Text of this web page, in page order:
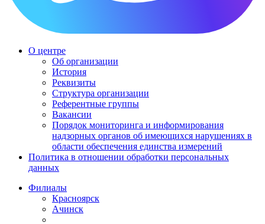
О центре
Об организации
История
Реквизиты
Структура организации
Референтные группы
Вакансии
Порядок мониторинга и информирования
надзорных органов об имеющихся нарушениях в
области обеспечения единства измерений
Политика в отношении обработки персональных
данных
Филиалы
Красноярск
Ачинск